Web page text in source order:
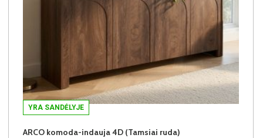
YRA SANDĖLYJE
ARCO komoda-indauja 4D (Tamsiai ruda)